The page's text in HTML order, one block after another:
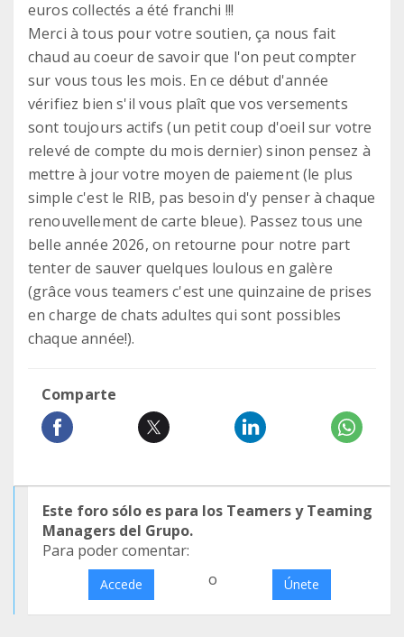
euros collectés a été franchi !!!
Merci à tous pour votre soutien, ça nous fait
chaud au coeur de savoir que l'on peut compter
sur vous tous les mois. En ce début d'année
vérifiez bien s'il vous plaît que vos versements
sont toujours actifs (un petit coup d'oeil sur votre
relevé de compte du mois dernier) sinon pensez à
mettre à jour votre moyen de paiement (le plus
simple c'est le RIB, pas besoin d'y penser à chaque
renouvellement de carte bleue). Passez tous une
belle année 2026, on retourne pour notre part
tenter de sauver quelques loulous en galère
(grâce vous teamers c'est une quinzaine de prises
en charge de chats adultes qui sont possibles
chaque année!).
Comparte
Este foro sólo es para los Teamers y Teaming
Managers del Grupo.
Para poder comentar:
Accede o Únete